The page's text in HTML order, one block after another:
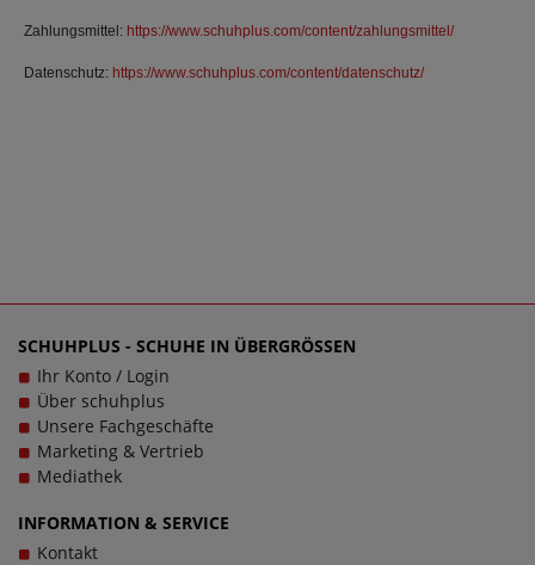
Zahlungsmittel: https://www.schuhplus.com/content/zahlungsmittel/
Datenschutz: https://www.schuhplus.com/content/datenschutz/
SCHUHPLUS - SCHUHE IN ÜBERGRÖSSEN
Ihr Konto / Login
Über schuhplus
Unsere Fachgeschäfte
Marketing & Vertrieb
Mediathek
INFORMATION & SERVICE
Kontakt